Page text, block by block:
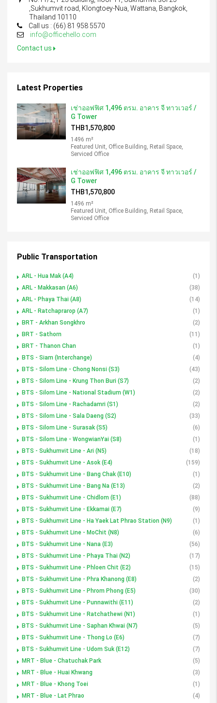
,Sukhumvit road, Klongtoey-Nua, Wattana, Bangkok,
Thailand 10110
Call us : (66) 81 958 5570
info@officehello.com
Contact us
Latest Properties
เช่าออฟฟิศ 1,496 ตรม. อาคาร จี ทาวเวอร์ /
G Tower
THB1,570,800
1496 m²
Featured Unit, Office Building, Retail Space,
Serviced Office
เช่าออฟฟิศ 1,496 ตรม. อาคาร จี ทาวเวอร์ /
G Tower
THB1,570,800
1496 m²
Featured Unit, Office Building, Retail Space,
Serviced Office
Public Transportation
ARL - Hua Mak (A4)
(1)
ARL - Makkasan (A6)
(38)
ARL - Phaya Thai (A8)
(14)
ARL - Ratchaprarop (A7)
(1)
BRT - Arkhan Songkhro
(2)
BRT - Sathorn
(11)
BRT - Thanon Chan
(1)
BTS - Siam (Interchange)
(4)
BTS - Silom Line - Chong Nonsi (S3)
(43)
BTS - Silom Line - Krung Thon Buri (S7)
(2)
BTS - Silom Line - National Stadium (W1)
(2)
BTS - Silom Line - Rachadamri (S1)
(2)
BTS - Silom Line - Sala Daeng (S2)
(33)
BTS - Silom Line - Surasak (S5)
(6)
BTS - Silom Line - WongwianYai (S8)
(1)
BTS - Sukhumvit Line - Ari (N5)
(18)
BTS - Sukhumvit Line - Asok (E4)
(159)
BTS - Sukhumvit Line - Bang Chak (E10)
(1)
BTS - Sukhumvit Line - Bang Na (E13)
(2)
BTS - Sukhumvit Line - Chidlom (E1)
(88)
BTS - Sukhumvit Line - Ekkamai (E7)
(9)
BTS - Sukhumvit Line - Ha Yaek Lat Phrao Station (N9)
(1)
BTS - Sukhumvit Line - MoChit (N8)
(6)
BTS - Sukhumvit Line - Nana (E3)
(56)
BTS - Sukhumvit Line - Phaya Thai (N2)
(17)
BTS - Sukhumvit Line - Phloen Chit (E2)
(15)
BTS - Sukhumvit Line - Phra Khanong (E8)
(2)
BTS - Sukhumvit Line - Phrom Phong (E5)
(30)
BTS - Sukhumvit Line - Punnawithi (E11)
(2)
BTS - Sukhumvit Line - Ratchathewi (N1)
(1)
BTS - Sukhumvit Line - Saphan Khwai (N7)
(5)
BTS - Sukhumvit Line - Thong Lo (E6)
(7)
BTS - Sukhumvit Line - Udom Suk (E12)
(7)
MRT - Blue - Chatuchak Park
(5)
MRT - Blue - Huai Khwang
(3)
MRT - Blue - Khong Toei
(1)
MRT - Blue - Lat Phrao
(4)